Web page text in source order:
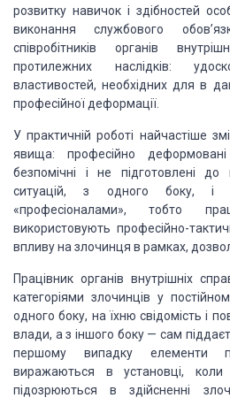
розвитку навичок і здібностей
виконання службового
співробітників органів
протилежних наслідків:
властивостей, необхідних для в
професійної деформації.
У практичній роботі найчастіше
явища: професійно деформовані
безпомічні і не підготовлені до
ситуацій, з одного боку, і
«професіоналами», тобто
використовують професійно-
впливу на злочинця в рамках,
Працівник органів внутрішніх
категоріями злочинців у
одного боку, на їхню свідомість і
влади, а з іншого боку — сам
першому випадку елементи
виражаються в установці,
підозрюються в здійсненні